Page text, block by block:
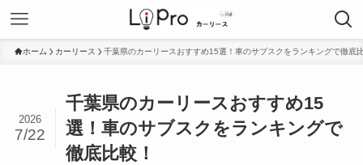
ホーム カーリース 千葉県のカーリースおすすめ15選！車のサブスクをランキングで徹底
千葉県のカーリースおすすめ15
選！車のサブスクをランキングで
徹底比較！
2026
7/22